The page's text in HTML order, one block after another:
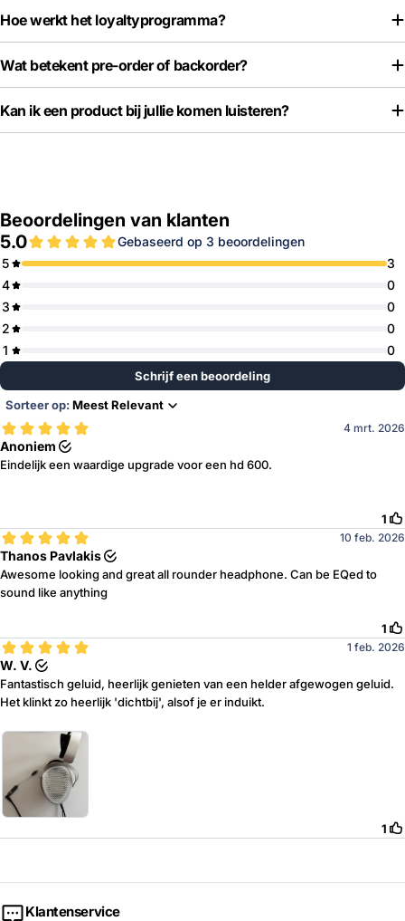
Hoe werkt het loyaltyprogramma?
Wat betekent pre-order of backorder?
Kan ik een product bij jullie komen luisteren?
Klantenservice